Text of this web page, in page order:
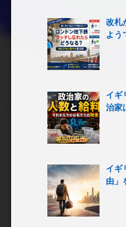
改札
よう
イギ
治家
イギ
由」